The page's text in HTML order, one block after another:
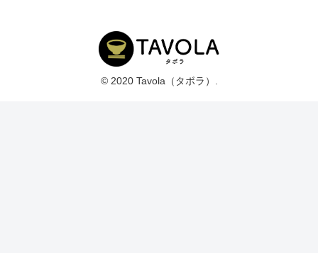
© 2020 Tavola（タボラ）.